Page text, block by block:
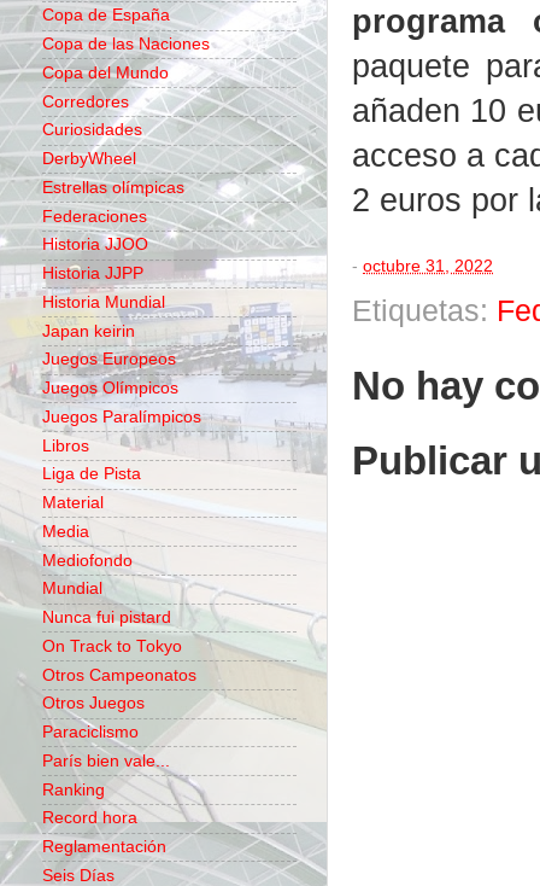
programa
paquete
añaden 10
acceso a
2 euros por
- octubre 31, 2022
Etiquetas:
No hay
Publicar
Copa de España
Copa de las Naciones
Copa del Mundo
Corredores
Curiosidades
DerbyWheel
Estrellas olímpicas
Federaciones
Historia JJOO
Historia JJPP
Historia Mundial
Japan keirin
Juegos Europeos
Juegos Olímpicos
Juegos Paralímpicos
Libros
Liga de Pista
Material
Media
Mediofondo
Mundial
Nunca fui pistard
On Track to Tokyo
Otros Campeonatos
Otros Juegos
Paraciclismo
París bien vale...
Ranking
Record hora
Reglamentación
Seis Días